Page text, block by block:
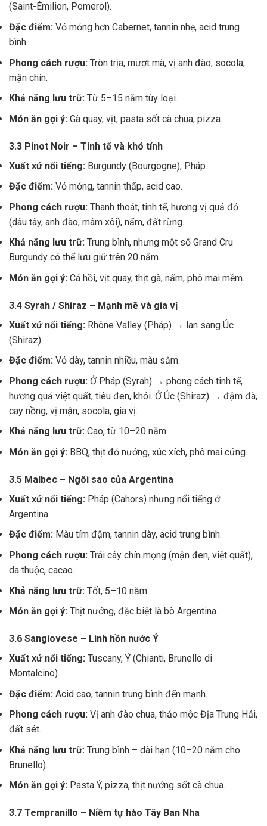
(Saint-Émilion, Pomerol).
Đặc điểm: Vỏ mỏng hơn Cabernet, tannin nhẹ, acid trung
bình.
Phong cách rượu: Tròn trịa, mượt mà, vị anh đào, socola,
mận chín.
Khả năng lưu trữ: Từ 5–15 năm tùy loại.
Món ăn gợi ý: Gà quay, vịt, pasta sốt cà chua, pizza.
3.3 Pinot Noir – Tinh tế và khó tính
Xuất xứ nổi tiếng: Burgundy (Bourgogne), Pháp.
Đặc điểm: Vỏ mỏng, tannin thấp, acid cao.
Phong cách rượu: Thanh thoát, tinh tế, hương vị quả đỏ
(dâu tây, anh đào, mâm xôi), nấm, đất rừng.
Khả năng lưu trữ: Trung bình, nhưng một số Grand Cru
Burgundy có thể lưu giữ trên 20 năm.
Món ăn gợi ý: Cá hồi, vịt quay, thịt gà, nấm, phô mai mềm.
3.4 Syrah / Shiraz – Mạnh mẽ và gia vị
Xuất xứ nổi tiếng: Rhône Valley (Pháp) → lan sang Úc
(Shiraz).
Đặc điểm: Vỏ dày, tannin nhiều, màu sẫm.
Phong cách rượu: Ở Pháp (Syrah) → phong cách tinh tế,
hương quả việt quất, tiêu đen, khói. Ở Úc (Shiraz) → đậm đà,
cay nồng, vị mận, socola, gia vị.
Khả năng lưu trữ: Cao, từ 10–20 năm.
Món ăn gợi ý: BBQ, thịt đỏ nướng, xúc xích, phô mai cứng.
3.5 Malbec – Ngôi sao của Argentina
Xuất xứ nổi tiếng: Pháp (Cahors) nhưng nổi tiếng ở
Argentina.
Đặc điểm: Màu tím đậm, tannin dày, acid trung bình.
Phong cách rượu: Trái cây chín mọng (mận đen, việt quất),
da thuộc, cacao.
Khả năng lưu trữ: Tốt, 5–10 năm.
Món ăn gợi ý: Thịt nướng, đặc biệt là bò Argentina.
3.6 Sangiovese – Linh hồn nước Ý
Xuất xứ nổi tiếng: Tuscany, Ý (Chianti, Brunello di
Montalcino).
Đặc điểm: Acid cao, tannin trung bình đến mạnh.
Phong cách rượu: Vị anh đào chua, thảo mộc Địa Trung Hải,
đất sét.
Khả năng lưu trữ: Trung bình – dài hạn (10–20 năm cho
Brunello).
Món ăn gợi ý: Pasta Ý, pizza, thịt nướng sốt cà chua.
3.7 Tempranillo – Niềm tự hào Tây Ban Nha